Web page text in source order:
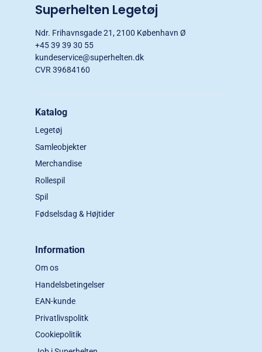
Superhelten Legetøj
Ndr. Frihavnsgade 21, 2100 København Ø
+45 39 39 30 55
kundeservice@superhelten.dk
CVR 39684160
Katalog
Legetøj
Samleobjekter
Merchandise
Rollespil
Spil
Fødselsdag & Højtider
Information
Om os
Handelsbetingelser
EAN-kunde
Privatlivspolitk
Cookiepolitik